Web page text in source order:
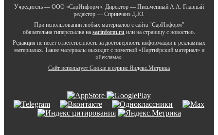
Учредитель — ООО «СарИнформ». Директор — Письменный А.А. Главный
редактор — Спринчанэ Д.Ю.
При использовании любых материалов с сайта "СарИнформ"
обязательна гиперссылка на sarinform.ru или на страницу с новостью.
Редакция не несет ответственность за достоверность информации в рекламных
материалах. Такие материалы выходят с пометкой «Партнёрский материал» и
«Реклама».
Сайт использует Cookie и сервиc Яндекс.Метрика